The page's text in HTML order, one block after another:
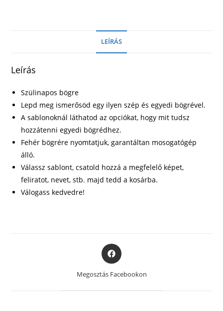
LEÍRÁS
Leírás
Szülinapos bögre
Lepd meg ismerősöd egy ilyen szép és egyedi bögrével.
A sablonoknál láthatod az opciókat, hogy mit tudsz
hozzátenni egyedi bögrédhez.
Fehér bögrére nyomtatjuk, garantáltan mosogatógép
álló.
Válassz sablont, csatold hozzá a megfelelő képet,
feliratot, nevet, stb. majd tedd a kosárba.
Válogass kedvedre!
Opens
in
a
Megosztás Facebookon